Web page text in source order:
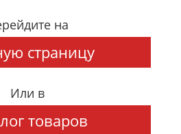
на
страницу
Или в
товаров